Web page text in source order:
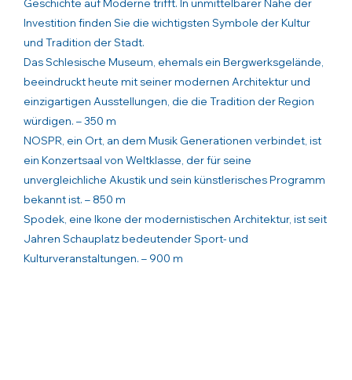
Geschichte auf Moderne trifft. In unmittelbarer Nähe der
Investition finden Sie die wichtigsten Symbole der Kultur
und Tradition der Stadt.
Das Schlesische Museum, ehemals ein Bergwerksgelände,
beeindruckt heute mit seiner modernen Architektur und
einzigartigen Ausstellungen, die die Tradition der Region
würdigen. – 350 m
NOSPR, ein Ort, an dem Musik Generationen verbindet, ist
ein Konzertsaal von Weltklasse, der für seine
unvergleichliche Akustik und sein künstlerisches Programm
bekannt ist. – 850 m
Spodek, eine Ikone der modernistischen Architektur, ist seit
Jahren Schauplatz bedeutender Sport- und
Kulturveranstaltungen. – 900 m